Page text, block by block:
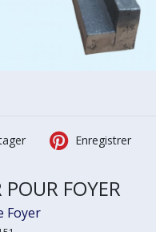
Enregistrer
FOYER
Foyer